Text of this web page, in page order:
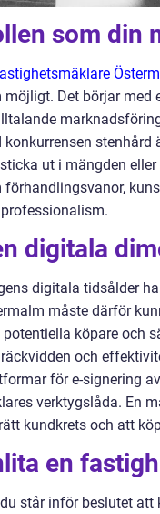
som din
möjligt. Det börjar med
konkurrensen
ut i mängden
förhandlingsvanor,
digitala
digitala tidsålder
måste därför
köpare och
och
för e-signering
verktygslåda. En
kundkrets och att
en
står inför beslutet att